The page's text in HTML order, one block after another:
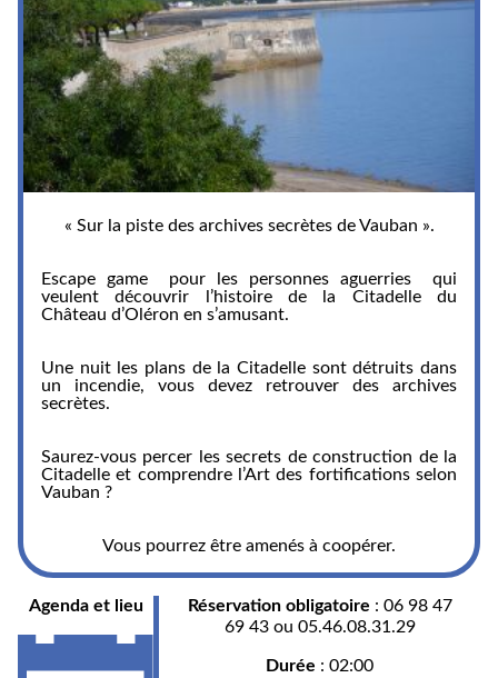
« Sur la piste des archives secrètes de Vauban ».
Escape game pour les personnes aguerries qui
veulent découvrir l’histoire de la Citadelle du
Château d’Oléron en s’amusant.
Une nuit les plans de la Citadelle sont détruits dans
un incendie, vous devez retrouver des archives
secrètes.
Saurez-vous percer les secrets de construction de la
Citadelle et comprendre l’Art des fortifications selon
Vauban ?
Vous pourrez être amenés à coopérer.
Agenda et lieu Réservation obligatoire : 06 98 47
69 43 ou 05.46.08.31.29
Durée : 02:00